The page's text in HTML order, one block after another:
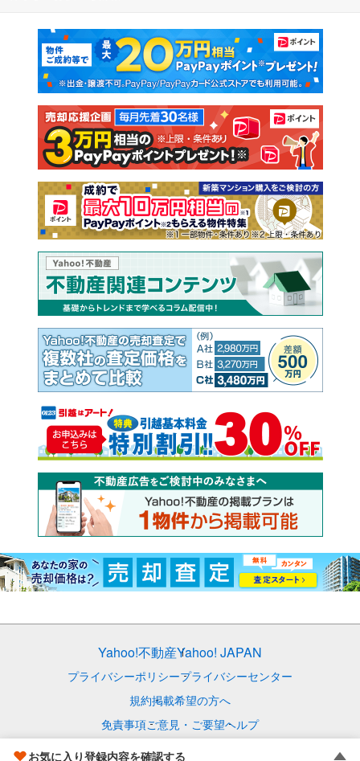
お気に入り登録内容を確認する
新築マンション 中古マンション
新築一戸建て 中古一戸建て
注文住宅 土地
売却査定
マンションカタログ 教えて！住まいの先生
Yahoo!不動産Yahoo! JAPAN
プライバシーポリシープライバシーセンター
規約掲載希望の方へ
免責事項ご意見・ご要望ヘルプ
© LY Corporation